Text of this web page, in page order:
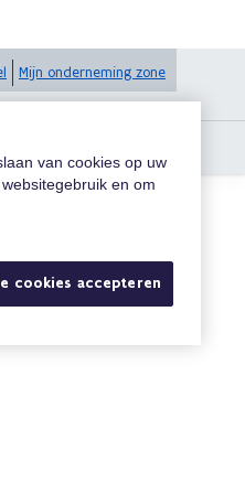
Mijn onderneming zone
van cookies op uw
en om
cookies accepteren